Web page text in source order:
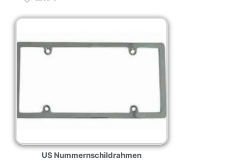
US Nummernschildrahmen